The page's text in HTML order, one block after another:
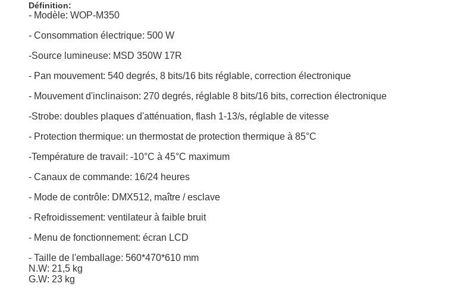
Définition:
- Modèle: WOP-M350
- Consommation électrique: 500 W
-Source lumineuse: MSD 350W 17R
- Pan mouvement: 540 degrés, 8 bits/16 bits réglable, correction électronique
- Mouvement d'inclinaison: 270 degrés, réglable 8 bits/16 bits, correction électronique
-Strobe: doubles plaques d'atténuation, flash 1-13/s, réglable de vitesse
- Protection thermique: un thermostat de protection thermique à 85°C
-Température de travail: -10°C à 45°C maximum
- Canaux de commande: 16/24 heures
- Mode de contrôle: DMX512, maître / esclave
- Refroidissement: ventilateur à faible bruit
- Menu de fonctionnement: écran LCD
- Taille de l'emballage: 560*470*610 mm
N.W: 21,5 kg
G.W: 23 kg